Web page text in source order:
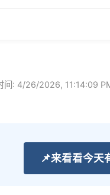
间: 4/26/2026, 11:14:09
📌来看看今天